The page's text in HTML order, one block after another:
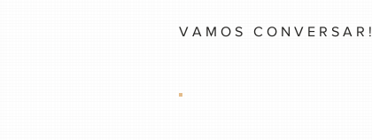
VAMOS CONVERSAR!